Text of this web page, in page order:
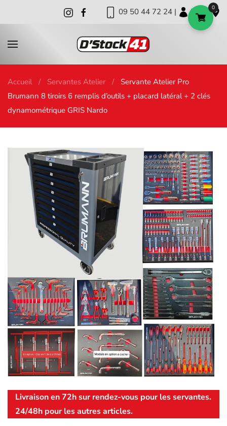
09 50 44 72 24 | | |
Accueil Servantes Atelier
Servante Atelier Pro
Brumann 8 tiroirs 6 remplis d’outils + placard latéral + 2 clés
dynamométrique GRIS Nardo
Livraison en 72h sur rendez-vous pour les servantes.
24/48h pour les autres articles.
0